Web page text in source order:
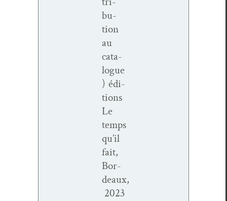
bu­
tion
au
cat­a­
logue
) édi­
tions
Le
temps
qu’il
fait,
Bor­
deaux,
2023